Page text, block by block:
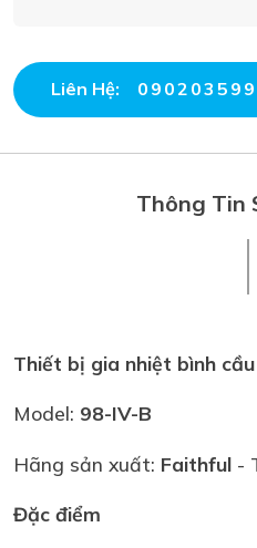
Liên Hệ:
Thông Tin
Thiết bị gia nhiệt bình
Model: 98-IV-B
Hãng sản xuất: Faithful -
Đặc điểm